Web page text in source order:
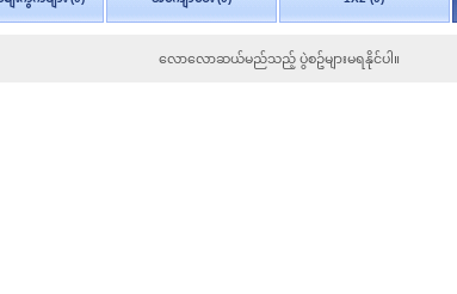
လောလောဆယ်မည်သည့် ပွဲစဥ်များမရနိုင်ပါ။